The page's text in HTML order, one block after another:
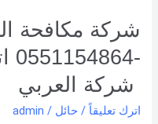
شركة مكافحة
-
شركة العربي
اترك تعليقاً / حائل /
admin
الحمام
بحائل
-0551154864
اتصل
بنا –
شركة العربي